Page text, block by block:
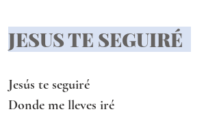
JESUS TE SEGUIRÉ
Jesús te seguiré
Donde me lleves iré